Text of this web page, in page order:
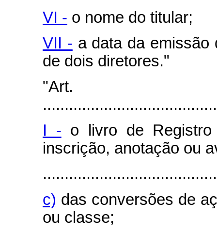
VI - o nome do titular;
VII - a data da emissão
de dois diretores."
I - o livro de Registro
inscrição, anotação ou
c) das conversões de
ou classe;